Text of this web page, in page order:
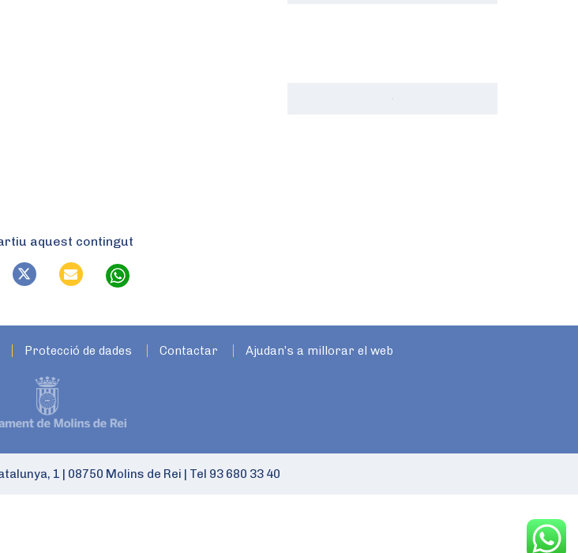
aquest contingut
Protecció de dades Contactar Ajudan’s a millorar el web
1 08750 Molins de Rei Tel 93 680 33 40